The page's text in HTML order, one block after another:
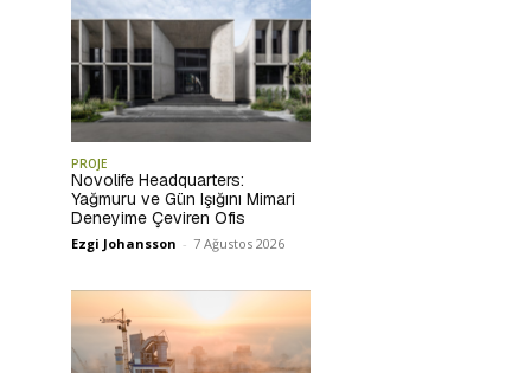
PROJE
Novolife Headquarters:
Yağmuru ve Gün Işığını Mimari
Deneyime Çeviren Ofis
Ezgi Johansson - 7 Ağustos 2026